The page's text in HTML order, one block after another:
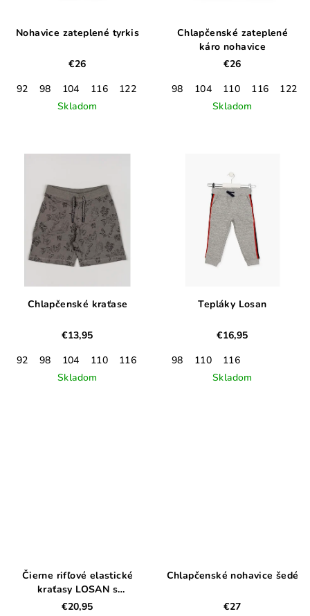
Nohavice zateplené tyrkis
€26
92
98 104 116 122
Skladom
Chlapčenské zateplené
káro nohavice
€26
98
104 110 116 122
Skladom
Chlapčenské kraťase
€13,95
92
98 104 110 116
Skladom
Tepláky Losan
€16,95
98
110
116
Skladom
Čierne rifľové elastické
kraťasy LOSAN s
regulovaním v páse
€20,95
Chlapčenské nohavice šedé
€27